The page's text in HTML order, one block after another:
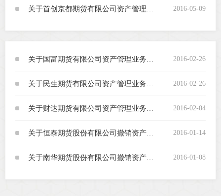
协会治
关于首创京都期货有限公司资产管理业务予以登记的通知 2016-05-09
关于国富期货有限公司资产管理业务予以登记的通知 2016-02-26
关于民生期货有限公司资产管理业务予以登记的通知 2016-02-26
关于财达期货有限公司资产管理业务予以登记的通知 2016-02-04
关于恒泰期货股份有限公司撤销资产管理部设立资产管理子公司予以备案的通知 2016-01-14
关于南华期货股份有限公司撤销资产管理部设立资产管理子公司予以备案的通知 2016-01-08